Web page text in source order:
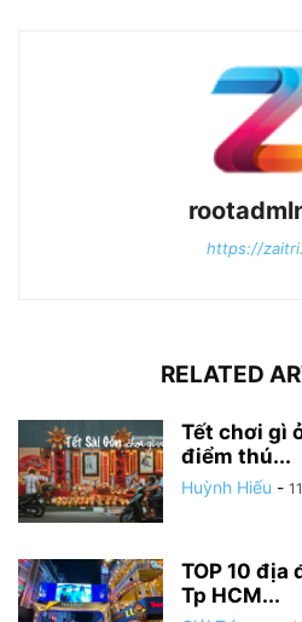
https://
RELATED
Tết chơi gì
điểm thú...
Huỳnh Hiếu -
TOP 10
Tp HCM...